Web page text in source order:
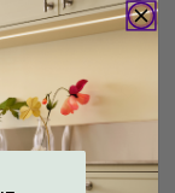
Systema -